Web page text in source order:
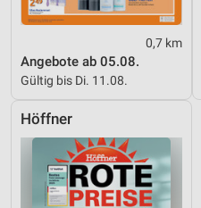
0,7 km
Angebote ab 05.08.
Gültig bis Di. 11.08.
Höffner